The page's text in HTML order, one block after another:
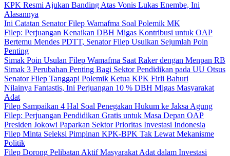
KPK Resmi Ajukan Banding Atas Vonis Lukas Enembe, Ini
Alasannya
Ini Catatan Senator Filep Wamafma Soal Polemik MK
Filep: Perjuangan Kenaikan DBH Migas Kontribusi untuk OAP
Bertemu Mendes PDTT, Senator Filep Usulkan Sejumlah Poin
Penting
Simak Poin Usulan Filep Wamafma Saat Raker dengan Menpan RB
Simak 3 Perubahan Penting Bagi Sektor Pendidikan pada UU Otsus
Senator Filep Tanggapi Polemik Ketua KPK Firli Bahuri
Nilainya Fantastis, Ini Perjuangan 10 % DBH Migas Masyarakat
Adat
Filep Sampaikan 4 Hal Soal Penegakan Hukum ke Jaksa Agung
Filep: Perjuangan Pendidikan Gratis untuk Masa Depan OAP
Presiden Jokowi Paparkan Sektor Prioritas Investasi Indonesia
Filep Minta Seleksi Pimpinan KPK-BPK Tak Lewat Mekanisme
Politik
Filep Dorong Pelibatan Aktif Masyarakat Adat dalam Investasi